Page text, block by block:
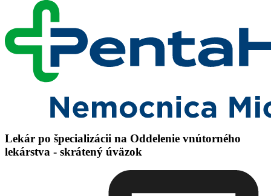
Lekár po špecializácii na Oddelenie vnútorného
lekárstva - skrátený úväzok